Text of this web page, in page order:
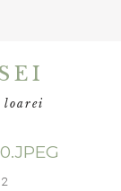
loarei